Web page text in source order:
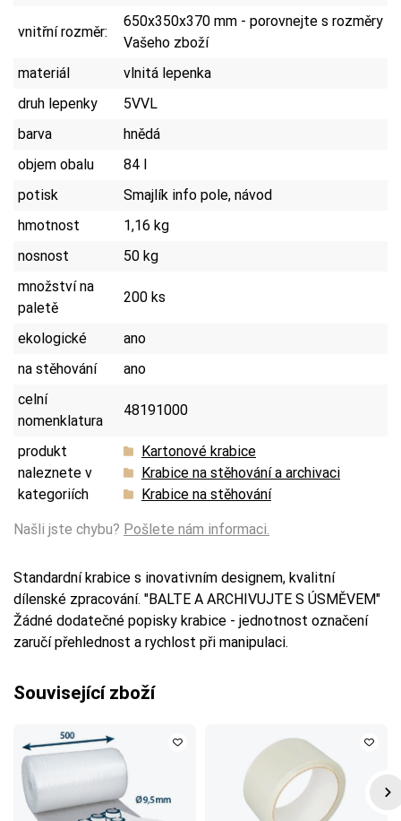
vnitřní rozměr:
650x350x370 mm - porovnejte s rozměry
Vašeho zboží
materiál
vlnitá lepenka
druh lepenky
5VVL
barva
hnědá
objem obalu
84 l
potisk
Smajlík info pole, návod
hmotnost
1,16 kg
nosnost
50 kg
množství na
paletě
200 ks
ekologické
ano
na stěhování
ano
celní
nomenklatura
48191000
produkt
naleznete v
kategoriích
Kartonové krabice
Krabice na stěhování a archivaci
Krabice na stěhování
Našli jste chybu? Pošlete nám informaci.
Standardní krabice s inovativním designem, kvalitní
dílenské zpracování. "BALTE A ARCHIVUJTE S ÚSMĚVEM"
Žádné dodatečné popisky krabice - jednotnost označení
zaručí přehlednost a rychlost při manipulaci.
Související zboží